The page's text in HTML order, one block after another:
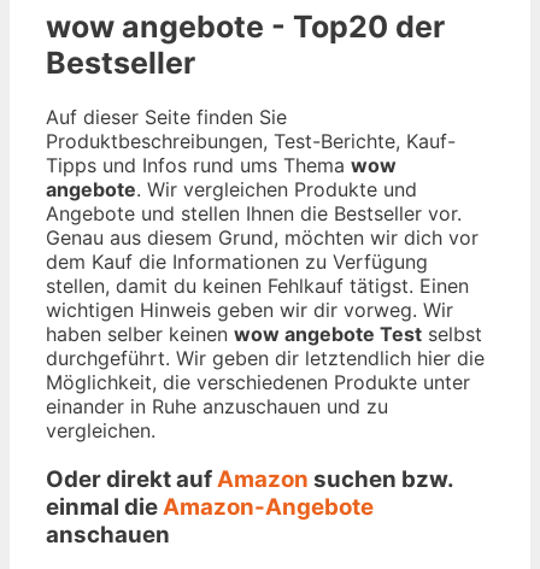
wow angebote - Top20 der
Bestseller
Auf dieser Seite finden Sie
Produktbeschreibungen, Test-Berichte, Kauf-
Tipps und Infos rund ums Thema wow
angebote. Wir vergleichen Produkte und
Angebote und stellen Ihnen die Bestseller vor.
Genau aus diesem Grund, möchten wir dich vor
dem Kauf die Informationen zu Verfügung
stellen, damit du keinen Fehlkauf tätigst. Einen
wichtigen Hinweis geben wir dir vorweg. Wir
haben selber keinen wow angebote Test selbst
durchgeführt. Wir geben dir letztendlich hier die
Möglichkeit, die verschiedenen Produkte unter
einander in Ruhe anzuschauen und zu
vergleichen.
Oder direkt aufAmazon suchen bzw.
einmal dieAmazon-Angebote
anschauen